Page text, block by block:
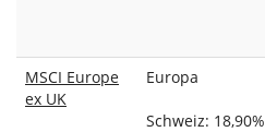
MSCI Europe
ex UK
Europa
Schweiz: 18,90%